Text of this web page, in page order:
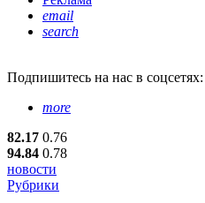
email
search
Подпишитесь на нас в соцсетях:
more
82.17 0.76
94.84 0.78
новости
Рубрики